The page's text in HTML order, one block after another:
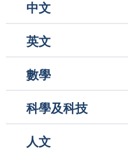
中文
英文
數學
科學及科技
人文